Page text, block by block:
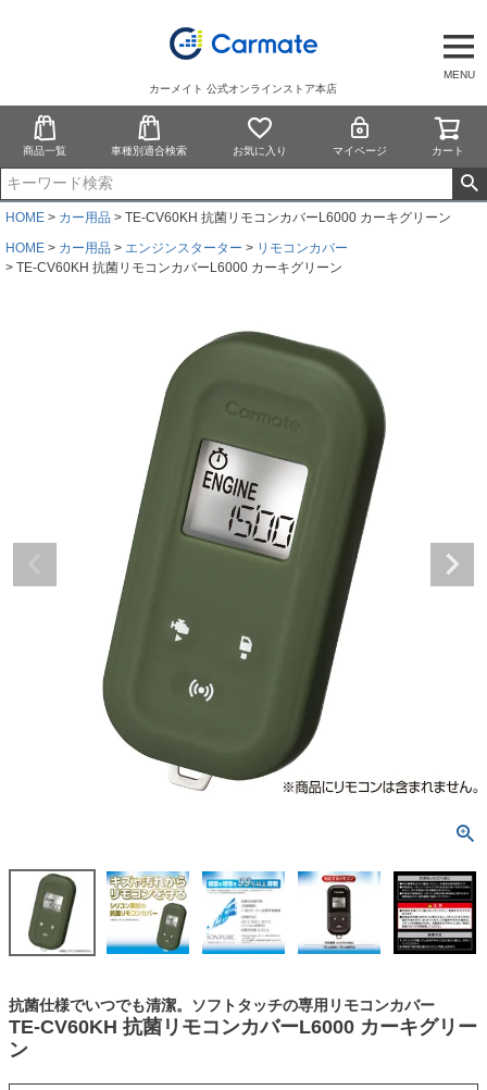
MENU
カーメイト 公式オンラインストア本店
商品一覧 車種別適合検索 お気に入り マイページ カート
HOME カー用品
TE-CV60KH 抗菌リモコンカバーL6000 カーキグリーン
HOME
カー用品 エンジンスターター
リモコンカバー
TE-CV60KH 抗菌リモコンカバーL6000 カーキグリーン
抗菌仕様でいつでも清潔。ソフトタッチの専用リモコンカバー
TE-CV60KH 抗菌リモコンカバーL6000 カーキグリー
ン